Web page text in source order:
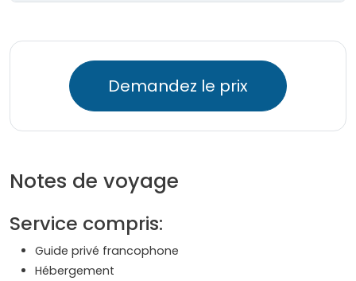
Demandez le prix
Notes de voyage
Service compris:
Guide privé francophone
Hébergement